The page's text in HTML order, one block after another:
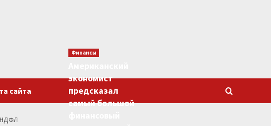
сайта
Финансы
экономист
предсказал
самый большой